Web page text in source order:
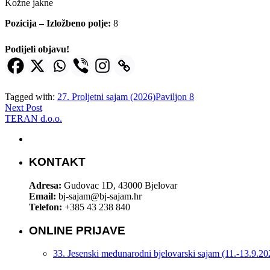
Kožne jakne
Pozicija – Izložbeno polje: 8
Podijeli objavu!
Tagged with: 27. Proljetni sajam (2026)Paviljon 8
Next Post
TERAN d.o.o.
KONTAKT
Adresa: Gudovac 1D, 43000 Bjelovar
Email: bj-sajam@bj-sajam.hr
Telefon: +385 43 238 840
ONLINE PRIJAVE
33. Jesenski međunarodni bjelovarski sajam (11.-